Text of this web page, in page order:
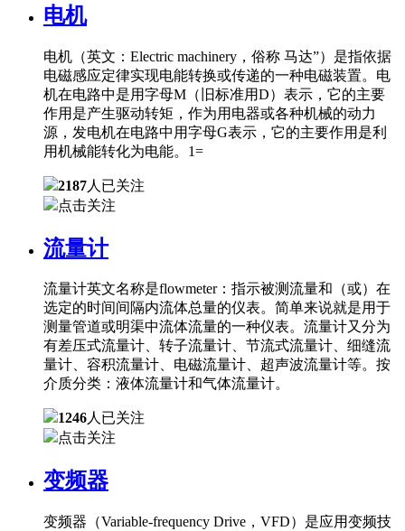
电机
电机（英文：Electric machinery，俗称 马达”）是指依据
电磁感应定律实现电能转换或传递的一种电磁装置。电
机在电路中是用字母M（旧标准用D）表示，它的主要
作用是产生驱动转矩，作为用电器或各种机械的动力
源，发电机在电路中用字母G表示，它的主要作用是利
用机械能转化为电能。1=
2187人已关注
点击关注
流量计
流量计英文名称是flowmeter：指示被测流量和（或）在
选定的时间间隔内流体总量的仪表。简单来说就是用于
测量管道或明渠中流体流量的一种仪表。流量计又分为
有差压式流量计、转子流量计、节流式流量计、细缝流
量计、容积流量计、电磁流量计、超声波流量计等。按
介质分类：液体流量计和气体流量计。
1246人已关注
点击关注
变频器
变频器（Variable-frequency Drive，VFD）是应用变频技